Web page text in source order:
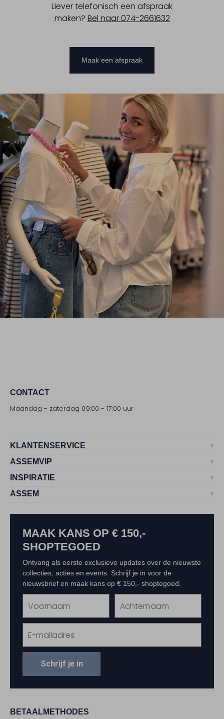
Liever telefonisch een afspraak
maken? Bel naar 074-2661632
Maak een afspraak
CONTACT
Maandag - zaterdag 09:00 - 17:00 uur
KLANTENSERVICE
ASSEMVIP
INSPIRATIE
ASSEM
BETAALMETHODES
MAAK KANS OP € 150,-
SHOPTEGOED
Ontvang als eerste exclusieve updates over de nieuwste
collecties, acties en events. Schrijf je in voor de
nieuwsbrief en maak kans op € 150,- shoptegoed.
Schrijf je in